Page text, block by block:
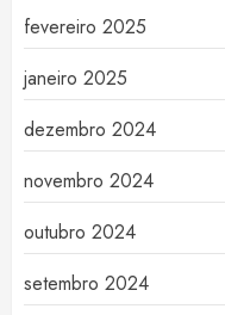
fevereiro 2025
janeiro 2025
dezembro 2024
novembro 2024
outubro 2024
setembro 2024